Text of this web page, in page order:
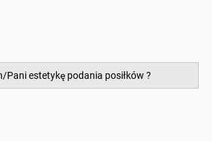
Pani estetykę podania posiłków ?